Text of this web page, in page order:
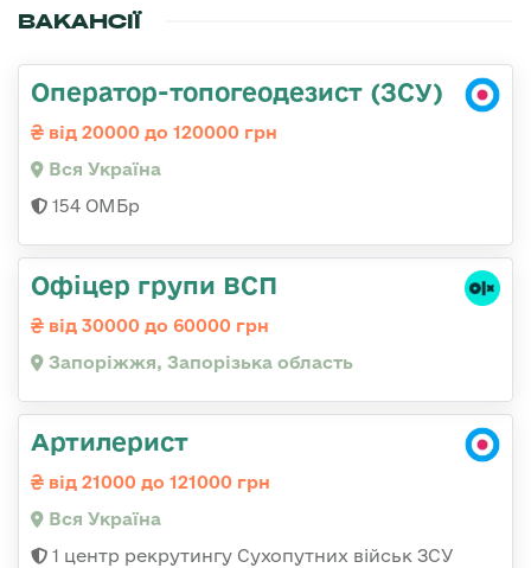
ВАКАНСІЇ
Оператор-топогеодезист (ЗСУ)
від 20000 до 120000 грн
Вся Україна
154 ОМБр
Офіцер групи ВСП
від 30000 до 60000 грн
Запоріжжя, Запорізька область
Артилерист
від 21000 до 121000 грн
Вся Україна
1 центр рекрутингу Сухопутних військ ЗСУ